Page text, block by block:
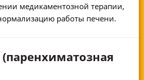
медикаментозной терапии,
работы печени.